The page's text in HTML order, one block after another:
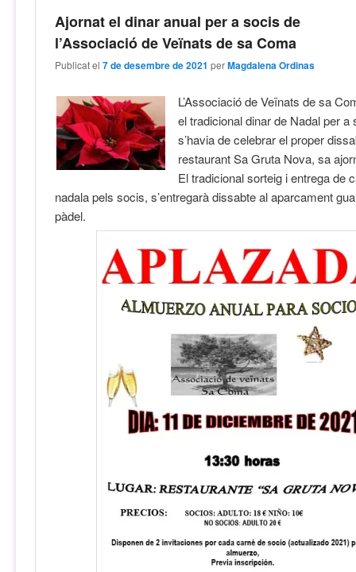
Ajornat el dinar anual per a socis de
l’Associació de Veïnats de sa Coma
Publicat el7 de desembre de 2021 perMagdalena Ordinas
L’Associació de Veïnats de sa
el tradicional dinar de Nadal per a
s’havia de celebrar el proper
restaurant Sa Gruta Nova, sa
El tradicional sorteig i entrega de
nadala pels socis, s’entregarà dissabte al aparcament
pàdel.